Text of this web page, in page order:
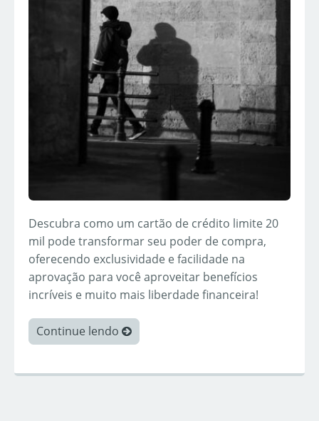
Descubra como um cartão de crédito limite 20
mil pode transformar seu poder de compra,
oferecendo exclusividade e facilidade na
aprovação para você aproveitar benefícios
incríveis e muito mais liberdade financeira!
Continue lendo